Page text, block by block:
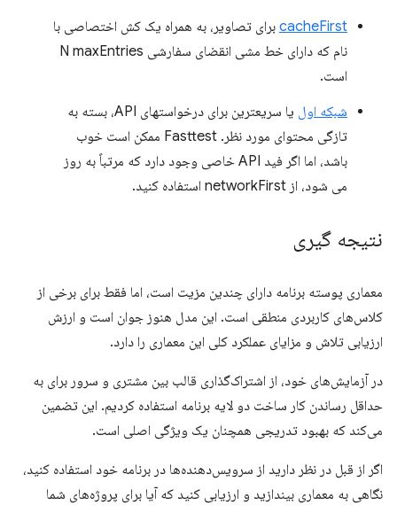
cacheFirst برای تصاویر، به همراه یک کش اختصاصی با
نام که دارای خط مشی انقضای سفارشی N maxEntries
است.
شبکه اول
یا سریعترین برای درخواستهای API، بسته به
تازگی محتوای مورد نظر. Fasttest ممکن است خوب
باشد، اما اگر فید API خاصی وجود دارد که مرتباً به روز
می شود، از networkFirst استفاده کنید.
نتیجه گیری
معماری پوسته برنامه دارای چندین مزیت است، اما فقط برای برخی از
کلاس‌های کاربردی منطقی است. این مدل هنوز جوان است و ارزش
ارزیابی تلاش و مزایای عملکرد کلی این معماری را دارد.
در آزمایش‌های خود، از اشتراک‌گذاری قالب بین مشتری و سرور برای به
حداقل رساندن کار ساخت دو لایه برنامه استفاده کردیم. این تضمین
می‌کند که بهبود تدریجی همچنان یک ویژگی اصلی است.
اگر از قبل در نظر دارید از سرویس‌دهنده‌ها در برنامه خود استفاده کنید،
نگاهی به معماری بیندازید و ارزیابی کنید که آیا برای پروژه‌های شما